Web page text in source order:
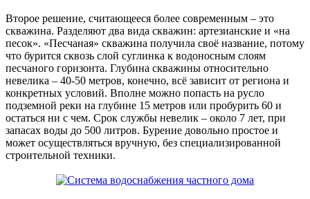
Второе решение, считающееся более современным – это
скважина. Разделяют два вида скважин: артезианские и «на
песок». «Песчаная» скважина получила своё название, потому
что бурится сквозь слой суглинка к водоносным слоям
песчаного горизонта. Глубина скважины относительно
невелика – 40-50 метров, конечно, всё зависит от региона и
конкретных условий. Вполне можно попасть на русло
подземной реки на глубине 15 метров или пробурить 60 и
остаться ни с чем. Срок службы невелик – около 7 лет, при
запасах воды до 500 литров. Бурение довольно простое и
может осуществляться вручную, без специализированной
строительной техники.